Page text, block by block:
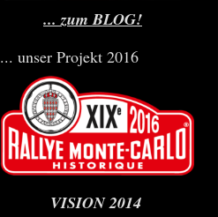
... zum BLOG!
... unser Projekt 2016
VISION 2014